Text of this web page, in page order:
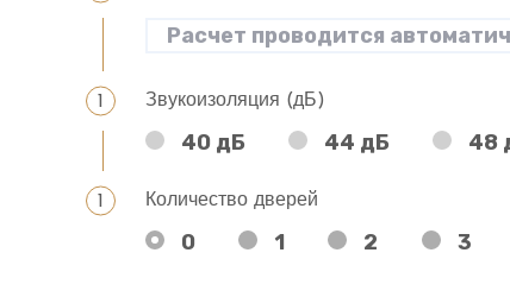
Звукоизоляция (дБ)
40 дБ 44 дБ 48
Количество дверей
0 1 2 3